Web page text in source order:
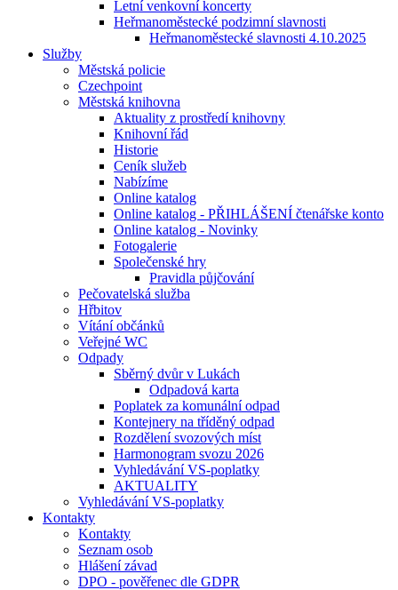
Letní venkovní koncerty
Heřmanoměstecké podzimní slavnosti
Heřmanoměstecké slavnosti 4.10.2025
Služby
Městská policie
Czechpoint
Městská knihovna
Aktuality z prostředí knihovny
Knihovní řád
Historie
Ceník služeb
Nabízíme
Online katalog
Online katalog - PŘIHLÁŠENÍ čtenářske konto
Online katalog - Novinky
Fotogalerie
Společenské hry
Pravidla půjčování
Pečovatelská služba
Hřbitov
Vítání občánků
Veřejné WC
Odpady
Sběrný dvůr v Lukách
Odpadová karta
Poplatek za komunální odpad
Kontejnery na tříděný odpad
Rozdělení svozových míst
Harmonogram svozu 2026
Vyhledávání VS-poplatky
AKTUALITY
Vyhledávání VS-poplatky
Kontakty
Kontakty
Seznam osob
Hlášení závad
DPO - pověřenec dle GDPR